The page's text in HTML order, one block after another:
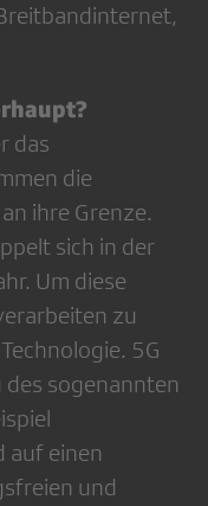
das
die
ihre Grenze.
sich in der
Um diese
zu
5G
sogenannten
auf einen
und